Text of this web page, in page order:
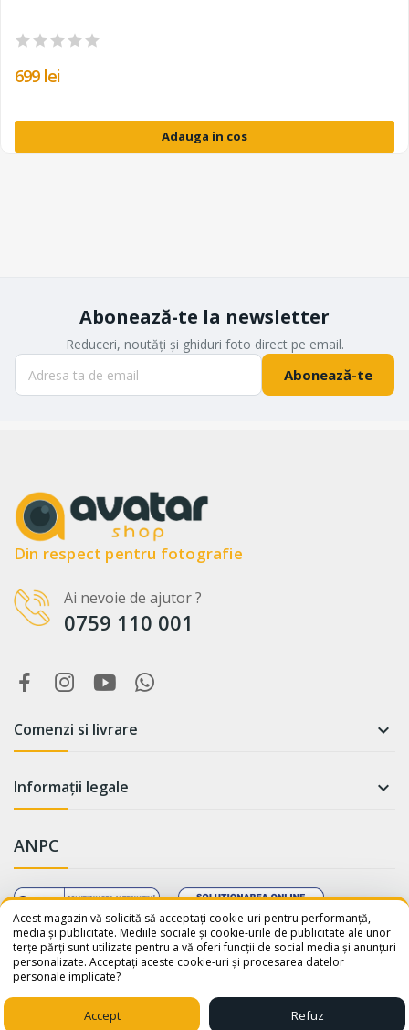
WhatsApp
Salut! Cum te putem ajuta? Scrie-
ne pe WhatsApp!
📞 +40759110001
699 lei
Adauga in cos
Abonează-te la newsletter
Reduceri, noutăți și ghiduri foto direct pe email.
Abonează-te
Din respect pentru fotografie
Ai nevoie de ajutor ?
0759 110 001
Comenzi si livrare 
Informații legale 
ANPC
© 2026 - avatar-shop.ro was crafted with ♥ bySico Media
Acest magazin vă solicită să acceptați cookie-uri pentru performanță,
media și publicitate. Mediile sociale și cookie-urile de publicitate ale unor
terțe părți sunt utilizate pentru a vă oferi funcții de social media și anunțuri
personalizate. Acceptați aceste cookie-uri și procesarea datelor
personale implicate?
Accept Refuz